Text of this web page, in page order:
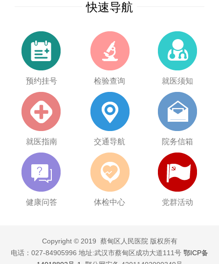
快速导航
预约挂号 检验查询 就医须知
就医指南 交通导航 院务信箱
健康问答 体检中心 党群活动
Copyright © 2019 蔡甸区人民医院 版权所有
电话：027-84905996 地址:武汉市蔡甸区成功大道111号 鄂ICP备